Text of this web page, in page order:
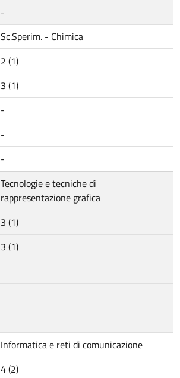
-
Sc.Sperim. - Chimica
2 (1)
3 (1)
-
-
-
Tecnologie e tecniche di
rappresentazione grafica
3 (1)
3 (1)
Informatica e reti di comunicazione
4 (2)